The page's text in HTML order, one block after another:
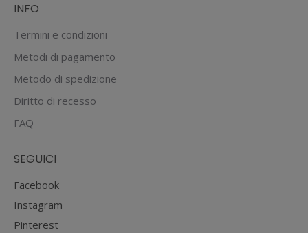
INFO
Termini e condizioni
Metodi di pagamento
Metodo di spedizione
Diritto di recesso
FAQ
SEGUICI
Facebook
Instagram
Pinterest